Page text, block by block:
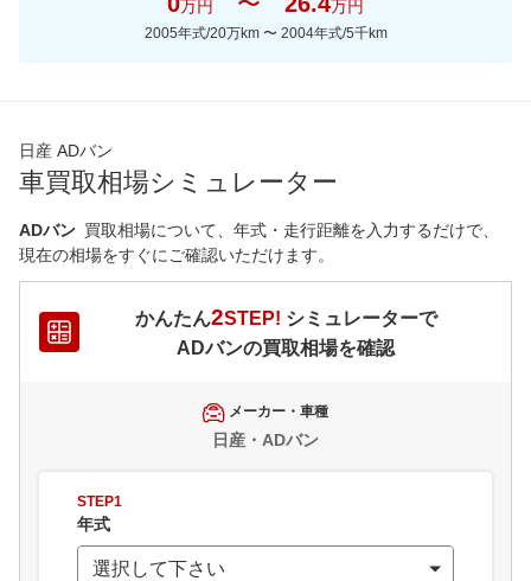
万円 万円
2005年式/20万km 〜 2004年式/5千km
日産 ADバン
車買取相場シミュレーター
ADバン 買取相場について、年式・走行距離を入力するだけで、
現在の相場をすぐにご確認いただけます。
かんたん2STEP! シミュレーターで
ADバンの買取相場を確認
メーカー・車種
日産・ADバン
STEP1
年式